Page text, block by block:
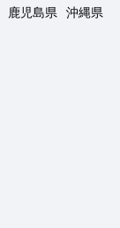
鹿児島県 沖縄県